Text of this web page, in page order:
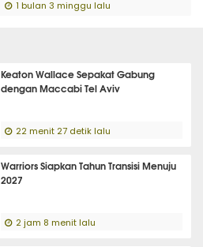
1 bulan 3 minggu lalu
Keaton Wallace Sepakat Gabung
dengan Maccabi Tel Aviv
22 menit 27 detik lalu
Warriors Siapkan Tahun Transisi Menuju
2027
2 jam 8 menit lalu